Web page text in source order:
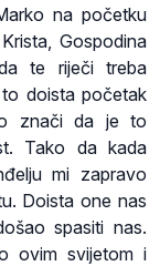
na početku
Gospodina
te riječi treba
doista početak
znači da je to
Tako da kada
mi zapravo
Doista one nas
spasiti nas.
ovim svijetom i